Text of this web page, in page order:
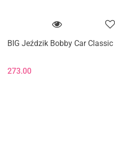
BIG Jeździk Bobby Car
273.00